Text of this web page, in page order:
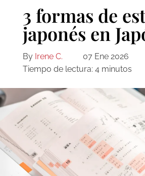
3 formas de
japonés en
By Irene C.
07 Ene 2026
Tiempo de lectura: 4 minutos